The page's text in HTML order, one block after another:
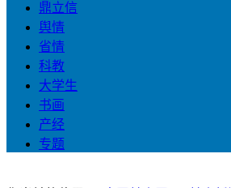
鼎立信
舆情
省情
科教
大学生
书画
产经
专题